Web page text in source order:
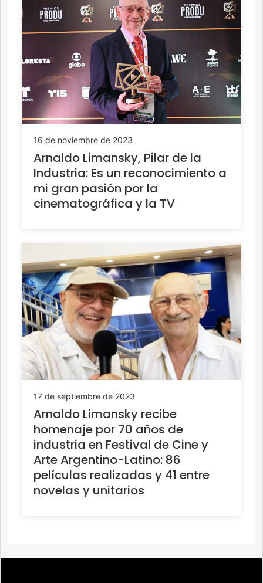
16 de noviembre de 2023
Arnaldo Limansky, Pilar de la
Industria: Es un reconocimiento a
mi gran pasión por la
cinematográfica y la TV
17 de septiembre de 2023
Arnaldo Limansky recibe
homenaje por 70 años de
industria en Festival de Cine y
Arte Argentino-Latino: 86
películas realizadas y 41 entre
novelas y unitarios